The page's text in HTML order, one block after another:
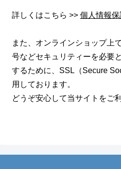
詳しくはこちら >>個人情報
また、オンラインショップ上
号などセキュリティーを必要
するために、SSL（Secure
用しております。
どうぞ安心して当サイトをご